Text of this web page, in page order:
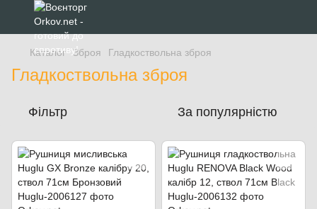
Каталог Зброя Гладкоствольна зброя
Гладкоствольна зброя
Фільтр За популярністю